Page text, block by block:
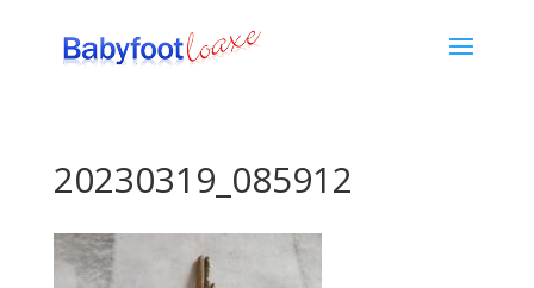
20230319_085912